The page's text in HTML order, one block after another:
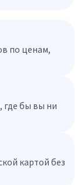
по ценам,
где бы вы ни
картой без